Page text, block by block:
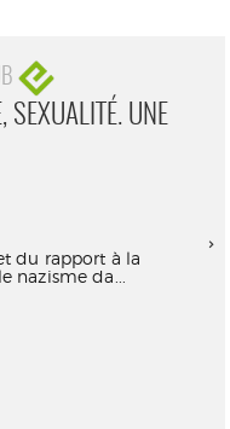
SEXUALITÉ. UNE
du rapport à la
nazisme da...